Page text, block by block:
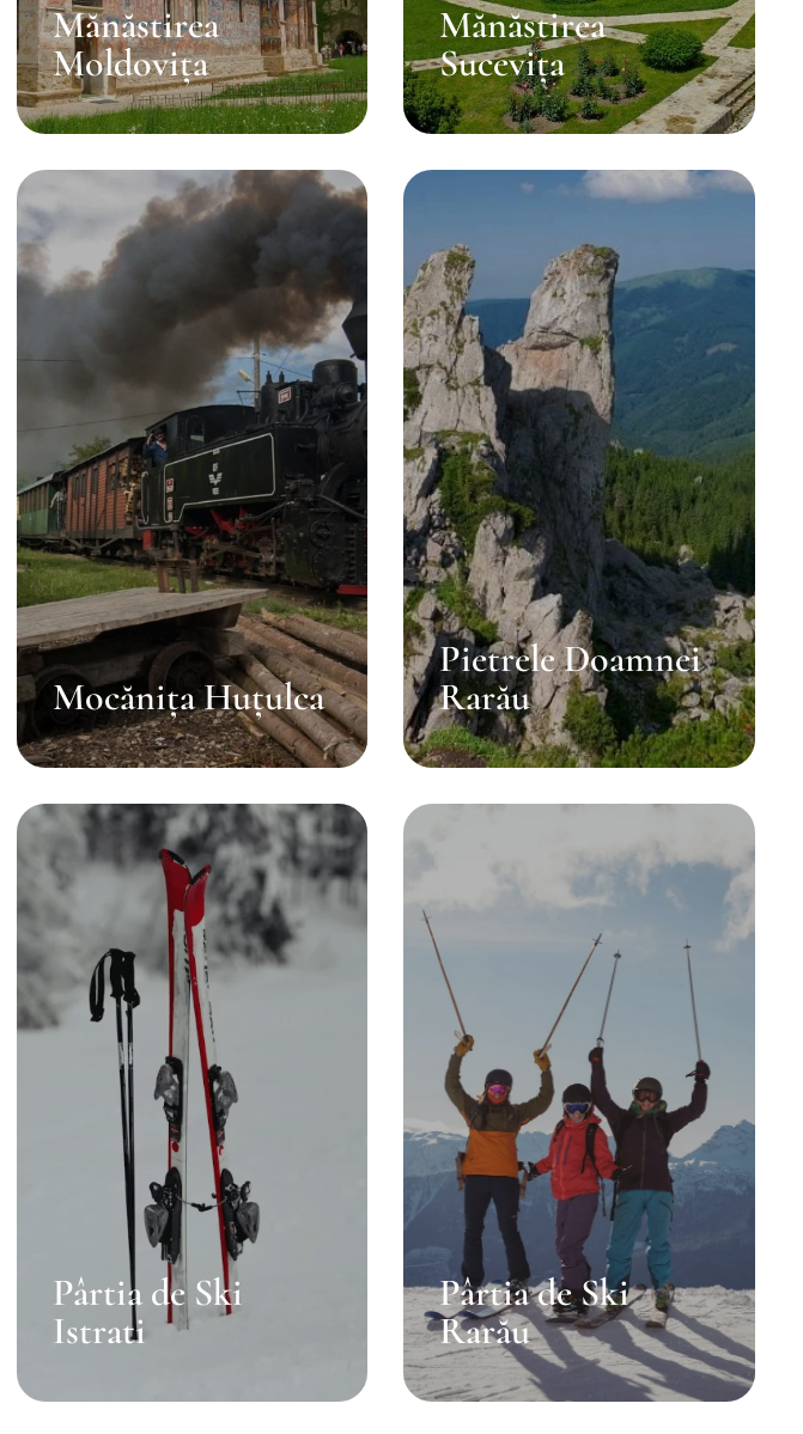
Mănăstirea
Moldovița
Mănăstirea
Sucevița
Mocănița Huțulca
Pietrele Doamnei
Rarău
Pârtia de Ski
Istrati
Pârtia de Ski
Rarău